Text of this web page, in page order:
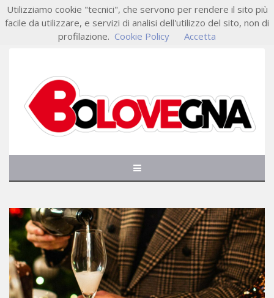
Utilizziamo cookie "tecnici", che servono per rendere il sito più
facile da utilizzare, e servizi di analisi dell'utilizzo del sito, non di
profilazione. Cookie Policy Accetta